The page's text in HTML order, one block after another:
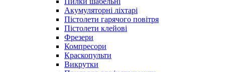
Акумуляторні ліхтарі
Пістолети гарячого повітря
Пістолети клейові
Фрезери
Компресори
Краскопульти
Викрутки